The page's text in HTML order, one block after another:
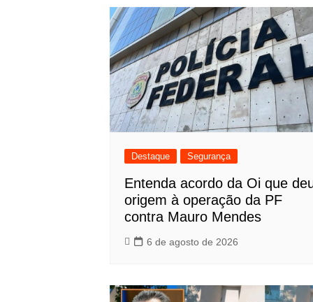
Destaque Segurança
Entenda acordo da Oi que
origem à operação da PF
contra Mauro Mendes
6 de agosto de 2026